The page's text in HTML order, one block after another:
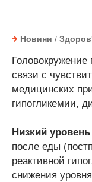
Новини /
Головокружение
связи с
медицинских
гипогликемии,
Низкий
после еды
реактивной
снижения